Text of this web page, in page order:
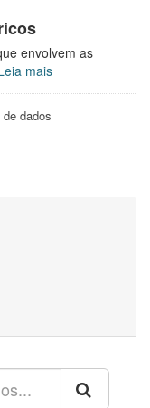
envolvem as
mais
dados